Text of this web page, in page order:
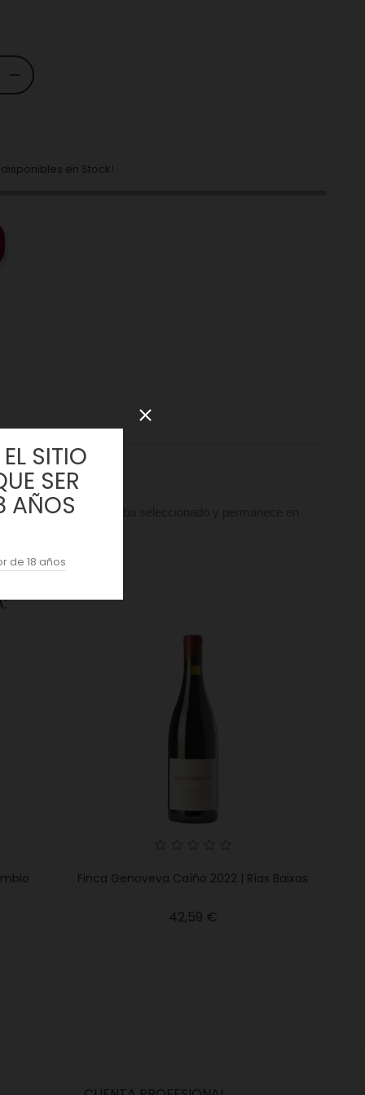
en Stock!
100% Albariño.
con pie de cuba seleccionado y permanece en
Finca Genoveva Caíño 2022 | Rías Baixas
42,59 €
SITIO
SER
AÑOS
de 18 años